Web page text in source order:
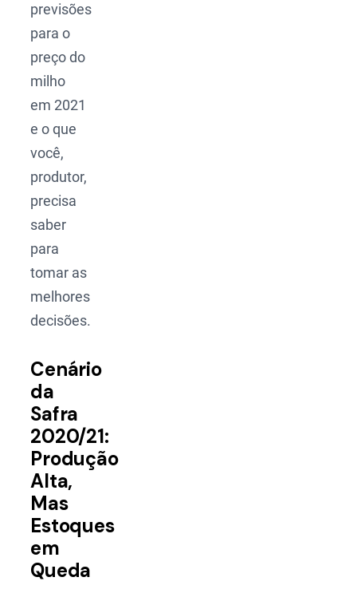
previsões
para o
preço do
milho
em 2021
e o que
você,
produtor,
precisa
saber
para
tomar as
melhores
decisões.
Cenário
da
Safra
2020/21:
Produção
Alta,
Mas
Estoques
em
Queda